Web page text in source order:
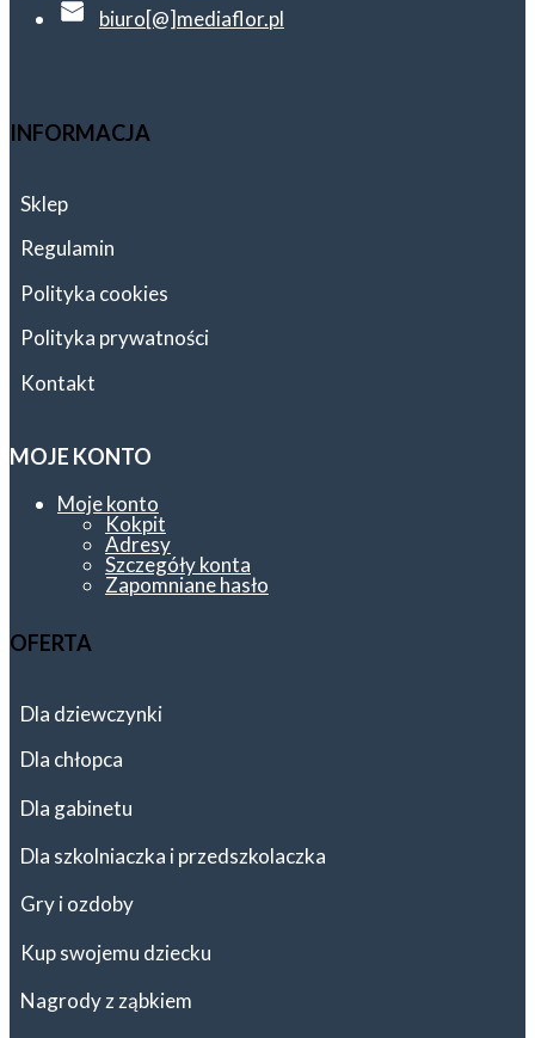
biuro[@]mediaflor.pl
INFORMACJA
Sklep
Regulamin
Polityka cookies
Polityka prywatności
Kontakt
MOJE KONTO
Moje konto
Kokpit
Adresy
Szczegóły konta
Zapomniane hasło
OFERTA
Dla dziewczynki
Dla chłopca
Dla gabinetu
Dla szkolniaczka i przedszkolaczka
Gry i ozdoby
Kup swojemu dziecku
Nagrody z ząbkiem